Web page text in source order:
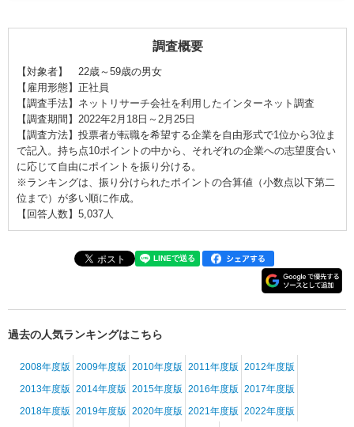
調査概要
【対象者】 22歳～59歳の男女
【雇用形態】正社員
【調査手法】ネットリサーチ会社を利用したインターネット調査
【調査期間】2022年2月18日～2月25日
【調査方法】投票者が転職を希望する企業を自由形式で1位から3位ま
で記入。持ち点10ポイントの中から、それぞれの企業への志望度合い
に応じて自由にポイントを振り分ける。
※ランキングは、振り分けられたポイントの合算値（小数点以下第二
位まで）が多い順に作成。
【回答人数】5,037人
過去の人気ランキングはこちら
2008年度版 2009年度版 2010年度版 2011年度版 2012年度版
2013年度版 2014年度版 2015年度版 2016年度版 2017年度版
2018年度版 2019年度版 2020年度版 2021年度版 2022年度版